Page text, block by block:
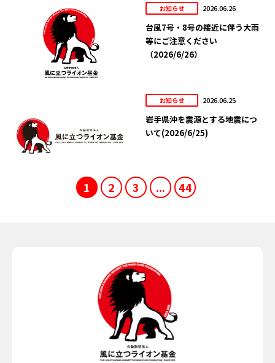
お知らせ 2026.06.26
台風7号・8号の接近に伴う大雨
等にご注意ください
（2026/6/26）
お知らせ 2026.06.25
岩手県沖を震源とする地震につ
いて(2026/6/25)
1 2 3 ... 44